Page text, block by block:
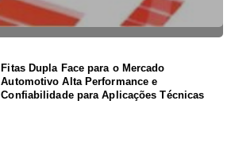
Fitas Dupla Face para o Mercado
Automotivo Alta Performance e
Confiabilidade para Aplicações Técnicas